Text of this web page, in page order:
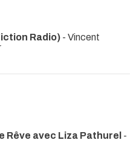
Radio) - Vincent
Rêve avec Liza Pathurel -